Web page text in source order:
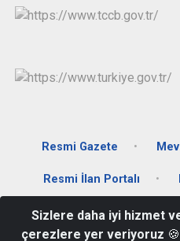
Resmi Gazete
Resmi İlan Portalı
Merkez Mahallesi
Sizlere daha iyi hizmet
çerezlere yer veriyoruz